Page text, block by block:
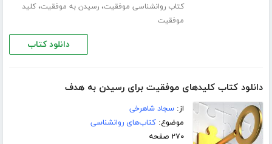
کتاب روانشناسی موفقیت،رسیدن به موفقیت،کلید
موفقیت
دانلود کتاب
دانلود کتاب کلیدهای موفقیت برای رسیدن به هدف
از:سجاد شاهرخی
موضوع:کتاب‌های روانشناسی
۲۷۰ صفحه